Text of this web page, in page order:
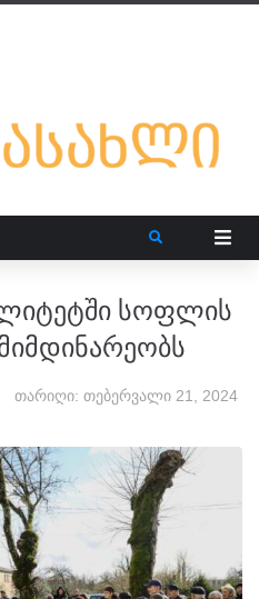
სოფლის
თარიღი: თებერვალი 21, 2024